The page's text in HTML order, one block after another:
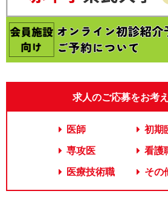
2026.06.10 採用情報
初期臨床研修医を募集します（2027年4月開
2026.05.27 お知らせ
心臓血管外科の当日初診について
採用情報
事務（総合職）募集について（2027年4月採
2026.04.20 お知らせ
求人のご応募をお考
医師 初期
専攻医 看護
医療技術職 その